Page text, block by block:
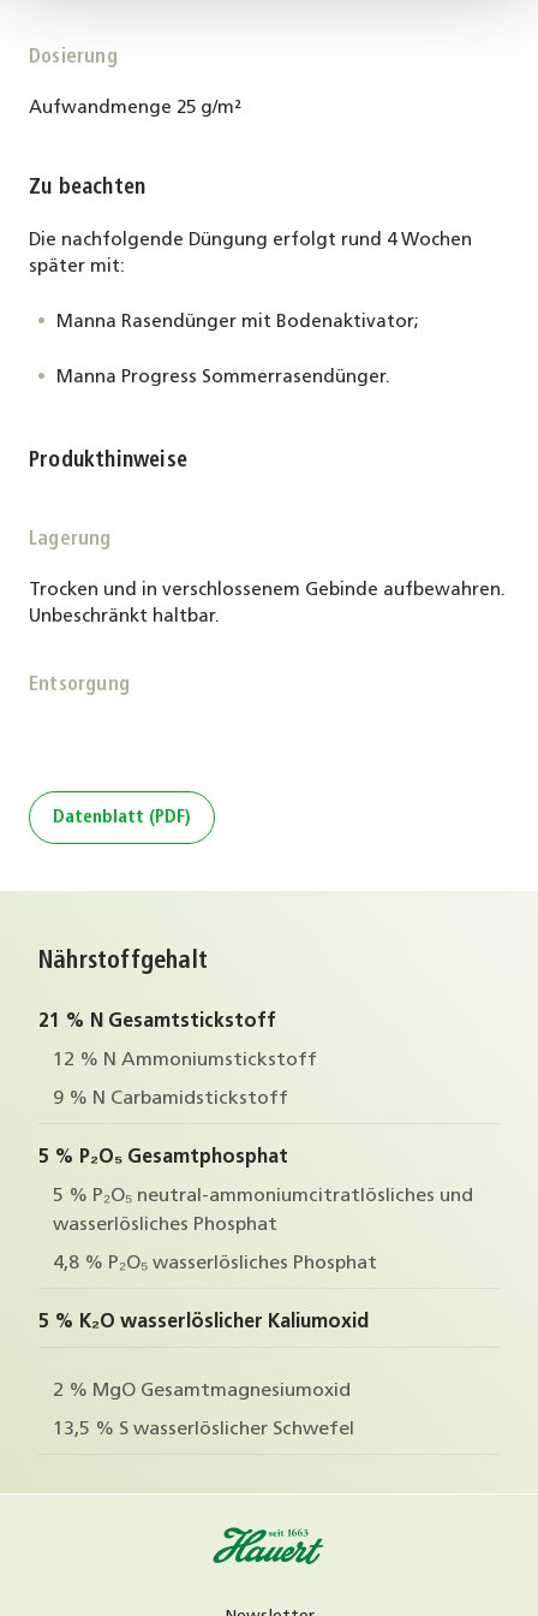
Dosierung
Aufwandmenge 25 g/m²
Zu beachten
Die nachfolgende Düngung erfolgt rund 4 Wochen
später mit:
Manna Rasendünger mit Bodenaktivator;
Manna Progress Sommerrasendünger.
Produkthinweise
Lagerung
Trocken und in verschlossenem Gebinde aufbewahren.
Unbeschränkt haltbar.
Entsorgung
Datenblatt (PDF)
Nährstoffgehalt
21 % N Gesamtstickstoff
12 % N Ammoniumstickstoff
9 % N Carbamidstickstoff
5 % P₂O₅ Gesamtphosphat
5 % P₂O₅ neutral-ammoniumcitratlösliches und
wasserlösliches Phosphat
4,8 % P₂O₅ wasserlösliches Phosphat
5 % K₂O wasserlöslicher Kaliumoxid
2 % MgO Gesamtmagnesiumoxid
13,5 % S wasserlöslicher Schwefel